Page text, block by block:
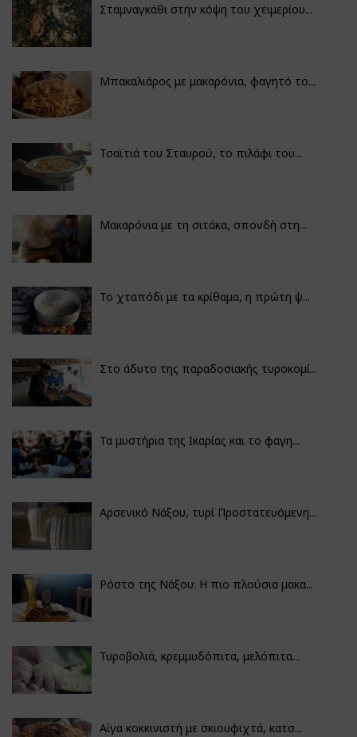
Σταμναγκάθι στην κόψη του χειμερίου...
Μπακαλιάρος με μακαρόνια, φαγητό το...
Τσαϊτιά του Σταυρού, το πιλάφι του...
Μακαρόνια με τη σιτάκα, σπονδή στη...
Το χταπόδι με τα κρίθαμα, η πρώτη ψ...
Στο άδυτο της παραδοσιακής τυροκομί...
Τα μυστήρια της Ικαρίας και το φαγη...
Αρσενικό Νάξου, τυρί Προστατευόμενη...
Ρόστο της Νάξου: Η πιο πλούσια μακα...
Τυροβολιά, κρεμμυδόπιτα, μελόπιτα...
Αίγα κοκκινιστή με σκιουφιχτά, κατσ...